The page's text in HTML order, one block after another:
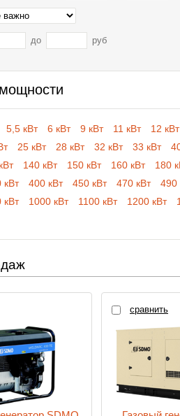
до руб
5,5 кВт 6 кВт 9 кВт 11 кВт 12 кВт
25 кВт 28 кВт 32 кВт 33 кВт
140 кВт 150 кВт 160 кВт 180
кВт 400 кВт 450 кВт 470 кВт 490
кВт 1000 кВт 1100 кВт 1200 кВт
сравнить